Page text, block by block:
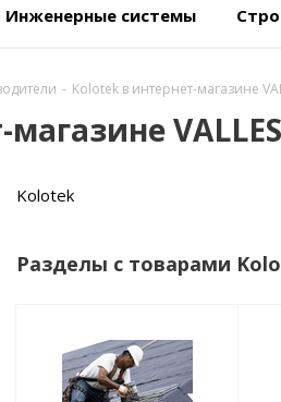
Инженерные системы
- Kolotek в интернет-магазине
Kolotek
Разделы с товарами